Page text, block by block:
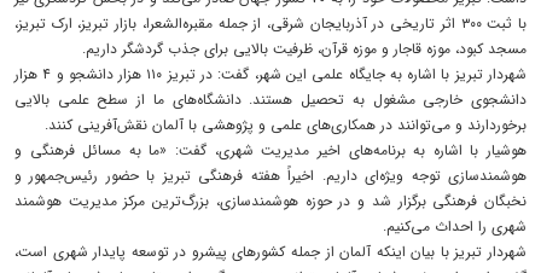
با ثبت ۳۰۰ اثر تاریخی در آذربایجان شرقی، از جمله مقبره‌الشعرا، بازار تبریز، ارک تبریز،
مسجد کبود، موزه قاجار و موزه قرآن، ظرفیت بالایی برای جذب گردشگر داریم.
شهردار تبریز با اشاره به جایگاه علمی این شهر، گفت: در تبریز ۱۱۰ هزار دانشجو و ۴ هزار
دانشجوی خارجی مشغول به تحصیل هستند. دانشگاه‌های ما از سطح علمی بالایی
برخوردارند و می‌توانند در همکاری‌های علمی و پژوهشی با آلمان نقش‌آفرینی کنند.
هوشیار با اشاره به برنامه‌های اخیر مدیریت شهری، گفت: «ما به مسائل فرهنگی و
هوشمندسازی توجه ویژه‌ای داریم. اخیراً هفته فرهنگی تبریز با حضور رئیس‌جمهور و
نخبگان فرهنگی برگزار شد و در حوزه هوشمندسازی، بزرگ‌ترین مرکز مدیریت هوشمند
شهری را احداث می‌کنیم.
شهردار تبریز با بیان اینکه آلمان از جمله کشورهای پیشرو در توسعه پایدار شهری است،